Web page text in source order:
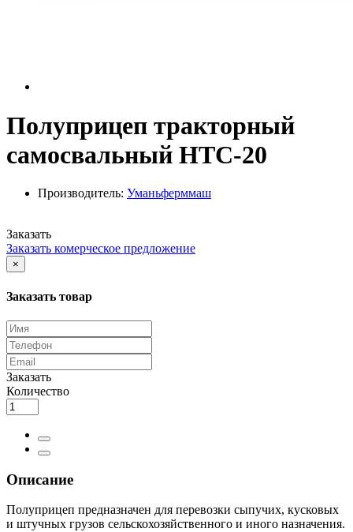
Полуприцеп тракторный
самосвальный НТС-20
Производитель: Уманьферммаш
Заказать
Заказать комерческое предложение
×
Заказать товар
Заказать
Количество
Описание
Полуприцеп предназначен для перевозки сыпучих, кусковых
и штучных грузов сельскохозяйственного и иного назначения.